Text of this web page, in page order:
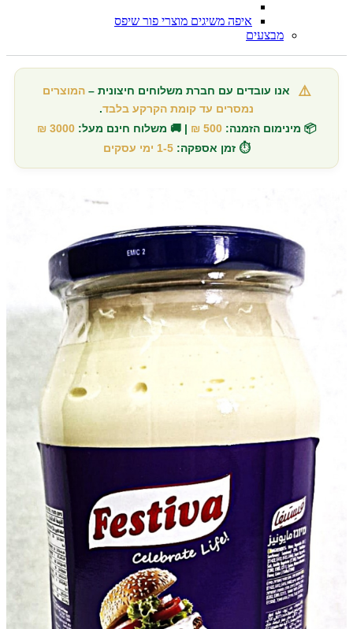
איפה משיגים מוצרי פור שיפס
מבצעים
⚠️ אנו עובדים עם חברת משלוחים חיצונית –המוצרים
נמסרים עד קומת הקרקע בלבד.
📦 מינימום הזמנה: 500 ₪ | 🚚 משלוח חינם מעל: 3000 ₪
⏱️ זמן אספקה: 1-5 ימי עסקים